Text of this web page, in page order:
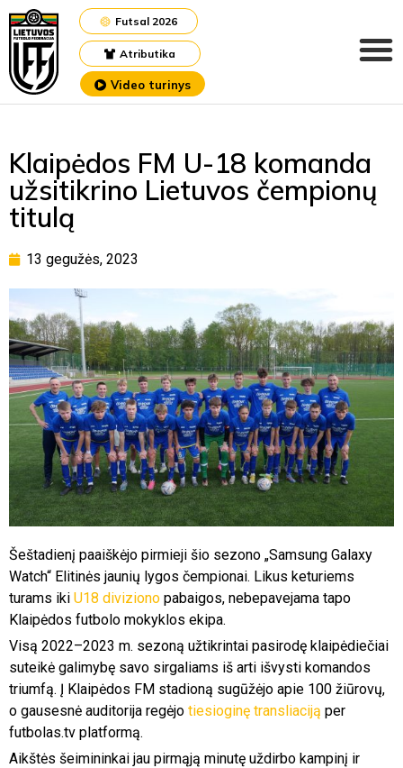
Atributika
Futsal 2026
Video turinys
Klaipėdos FM U-18 komanda
užsitikrino Lietuvos čempionų
titulą
13 gegužės, 2023
Šeštadienį paaiškėjo pirmieji šio sezono „Samsung Galaxy
Watch“ Elitinės jaunių lygos čempionai. Likus keturiems
turams iki U18 diviziono pabaigos, nebepavejama tapo
Klaipėdos futbolo mokyklos ekipa.
Visą 2022–2023 m. sezoną užtikrintai pasirodę klaipėdiečiai
suteikė galimybę savo sirgaliams iš arti išvysti komandos
triumfą. Į Klaipėdos FM stadioną sugūžėjo apie 100 žiūrovų,
o gausesnė auditorija regėjo tiesioginę transliaciją per
futbolas.tv platformą.
Aikštės šeimininkai jau pirmąją minutę uždirbo kampinį ir